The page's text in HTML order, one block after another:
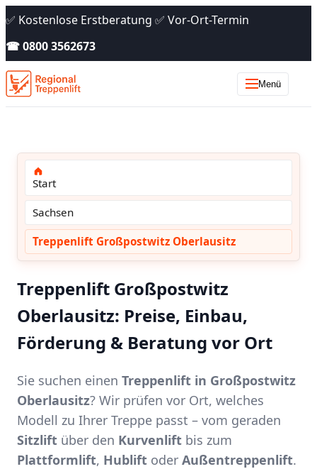
✅ Kostenlose Erstberatung ✅ Vor-Ort-Termin
☎ 0800 3562673
Menü
Start
Sachsen
Treppenlift Großpostwitz Oberlausitz
Treppenlift Großpostwitz
Oberlausitz: Preise, Einbau,
Förderung & Beratung vor Ort
Sie suchen einen Treppenlift in Großpostwitz
Oberlausitz? Wir prüfen vor Ort, welches
Modell zu Ihrer Treppe passt – vom geraden
Sitzlift über den Kurvenlift bis zum
Plattformlift, Hublift oder Außentreppenlift.